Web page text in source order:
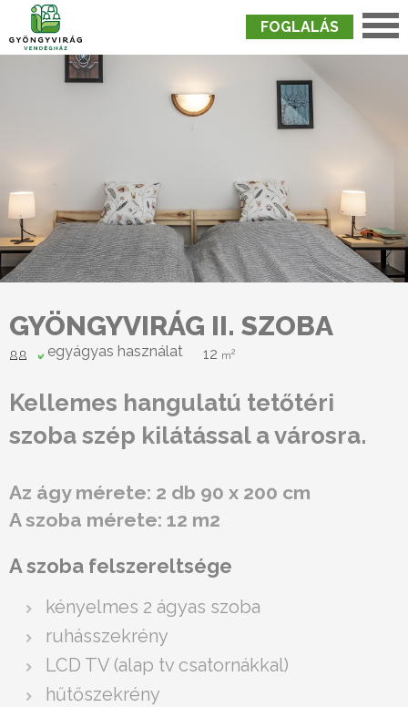
FOGLALÁS
Szobák
GYÖNGYVIRÁG II. SZOBA
egyágyas használat 12 m2
Kellemes hangulatú tetőtéri
szoba szép kilátással a városra.
Az ágy mérete: 2 db 90 x 200 cm
A szoba mérete: 12 m2
A szoba felszereltsége
kényelmes 2 ágyas szoba
ruhásszekrény
LCD TV (alap tv csatornákkal)
hűtőszekrény